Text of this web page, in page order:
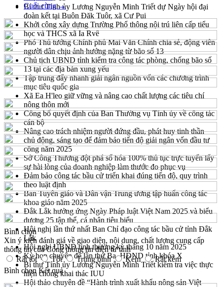
Bí thư Tỉnh ủy Lương Nguyễn Minh Triết dự Ngày hội đại
đoàn kết tại Buôn Đăk Tuôr, xã Cư Pui
Khởi công xây dựng Trường Phổ thông nội trú liên cấp tiểu
học và THCS xã Ia Rvê
Phó Thủ tướng Chính phủ Mai Văn Chính chia sẻ, động viên
người dân chịu ảnh hưởng nặng từ bão số 13
Chủ tịch UBND tỉnh kiểm tra công tác phòng, chống bão số
13 tại các địa bàn xung yếu
Tập trung đẩy nhanh giải ngân nguồn vốn các chương trình
mục tiêu quốc gia
Xã Ea H'leo giữ vững và nâng cao chất lượng các tiêu chí
nông thôn mới
Công bố quyết định của Ban Thường vụ Tỉnh ủy về công tác
cán bộ
Nâng cao trách nhiệm người đứng đầu, phát huy tinh thần
chủ động, sáng tạo để đảm bảo tiến độ giải ngân vốn đầu tư
công năm 2025
Sở Công Thương đột phá số hóa 100% thủ tục trực tuyến lấy
sự hài lòng của doanh nghiệp làm thước đo phục vụ
Đảm bảo công tác bầu cử triển khai đúng tiến độ, quy trình
theo luật định
Ban Tuyên giáo và Dân vận Trung ương tập huấn công tác
khoa giáo năm 2025
Đắk Lắk hưởng ứng Ngày Pháp luật Việt Nam 2025 và biểu
dương 25 tập thể, cá nhân tiêu biểu
Hội nghị lần thứ nhất Ban Chỉ đạo công tác bầu cử tỉnh Đắk
Lắk
Hội nghị UBND tỉnh thường kỳ tháng 10 năm 2025
Kỳ họp chuyên đề lần thứ Ba, HĐND tỉnh khóa X
Bí thư Tỉnh ủy Lương Nguyễn Minh Triết kiểm tra việc thực
hiện chống khai thác IUU
Hội thảo chuyên đề “Hành trình xuất khẩu nông sản Việt
Cuối cùng →
Bình chọn
Xin ý kiến đánh giá về giao diện, nội dung, chất lượng cung cấp
thông tin của Cổng thông tin điện tử tỉnh
Rất tốt
Tốt Trung bình Kém
Rất kém
Bình chọn Kết quả